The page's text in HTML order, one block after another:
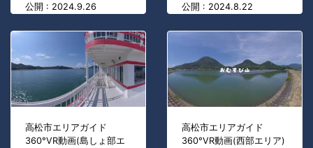
公開 : 2024.9.26
公開 : 2024.8.22
高松市エリアガイド
360°VR動画(島しょ部エ
高松市エリアガイド
360°VR動画(西部エリア)